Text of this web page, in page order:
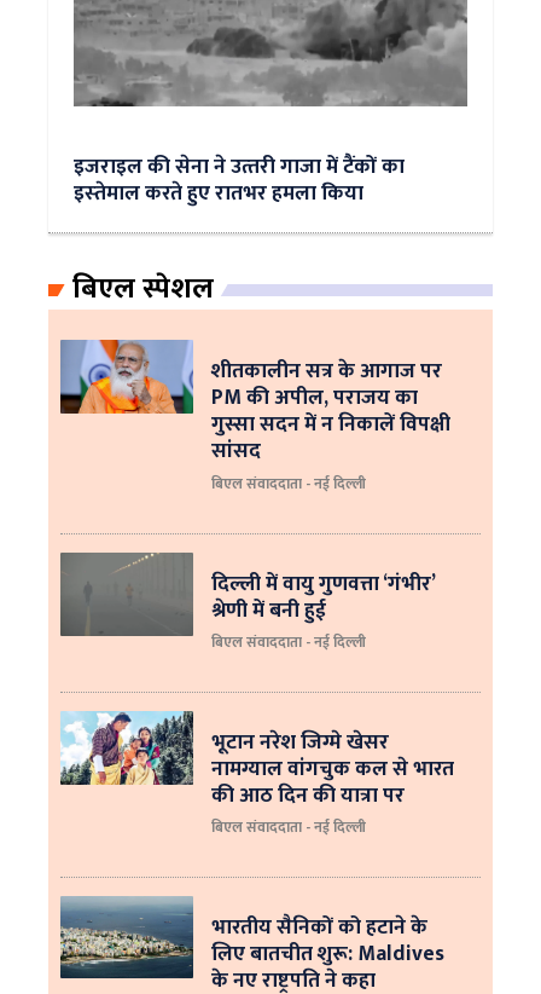
इजराइल की सेना ने उत्‍तरी गाजा में टैंकों का
इस्‍तेमाल करते हुए रातभर हमला किया
बिएल स्पेशल
शीतकालीन सत्र के आगाज पर
PM की अपील, पराजय का
गुस्सा सदन में न निकालें विपक्षी
सांसद
बिएल संवाददाता - नई दिल्ली
दिल्ली में वायु गुणवत्ता ‘गंभीर’
श्रेणी में बनी हुई
बिएल संवाददाता - नई दिल्ली
भूटान नरेश जिग्मे खेसर
नामग्याल वांगचुक कल से भारत
की आठ दिन की यात्रा पर
बिएल संवाददाता - नई दिल्ली
भारतीय सैनिकों को हटाने के
लिए बातचीत शुरू: Maldives
के नए राष्ट्रपति ने कहा